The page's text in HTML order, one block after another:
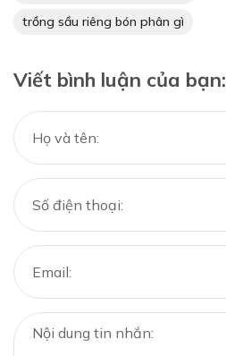
trồng sầu riêng bón phân gì
Viết bình luận của bạn: